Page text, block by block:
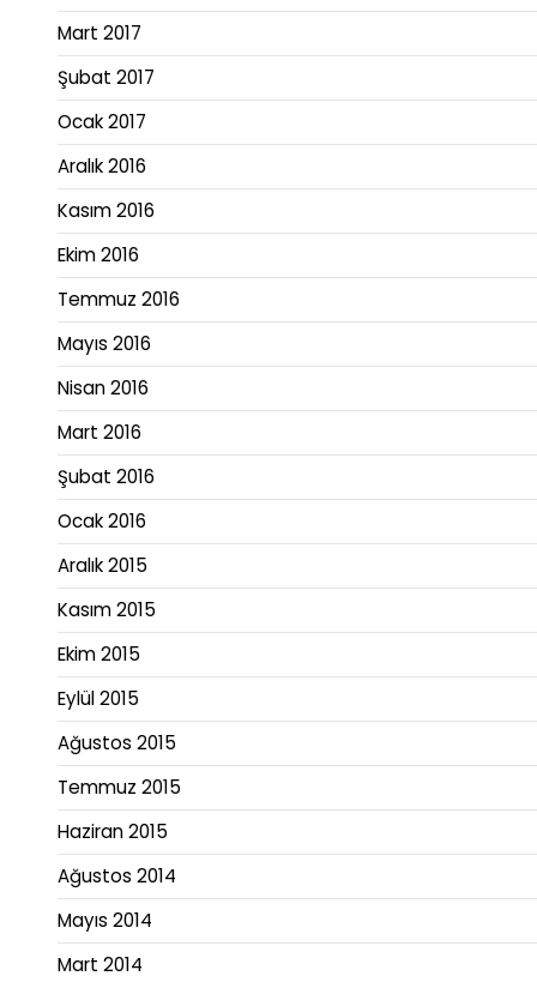
Mart 2017
Şubat 2017
Ocak 2017
Aralık 2016
Kasım 2016
Ekim 2016
Temmuz 2016
Mayıs 2016
Nisan 2016
Mart 2016
Şubat 2016
Ocak 2016
Aralık 2015
Kasım 2015
Ekim 2015
Eylül 2015
Ağustos 2015
Temmuz 2015
Haziran 2015
Ağustos 2014
Mayıs 2014
Mart 2014